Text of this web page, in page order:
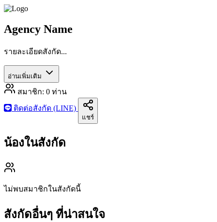
Agency Name
รายละเอียดสังกัด...
อ่านเพิ่มเติม
สมาชิก: 0 ท่าน
ติดต่อสังกัด (LINE)
แชร์
น้องในสังกัด
ไม่พบสมาชิกในสังกัดนี้
สังกัดอื่นๆ ที่น่าสนใจ